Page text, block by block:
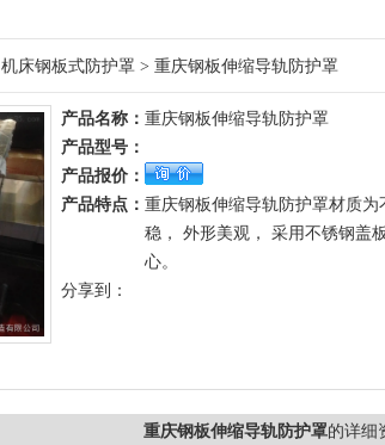
机床钢板式防护罩 > 重庆钢板伸缩导轨防护罩
产品名称： 重庆钢板伸缩导轨防护罩
产品型号：
产品报价：
产品特点： 重庆钢板伸缩导轨防护罩材质
稳， 外形美观， 采用不锈钢盖
心。
分享到：
重庆钢板伸缩导轨防护罩的详细